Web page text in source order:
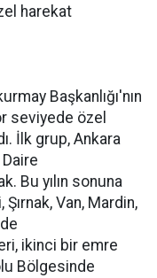
harekat
Başkanlığı'nın
seviyede özel
İlk grup, Ankara
Bu yılın sonuna
Van, Mardin,
ikinci bir emre
Bölgesinde